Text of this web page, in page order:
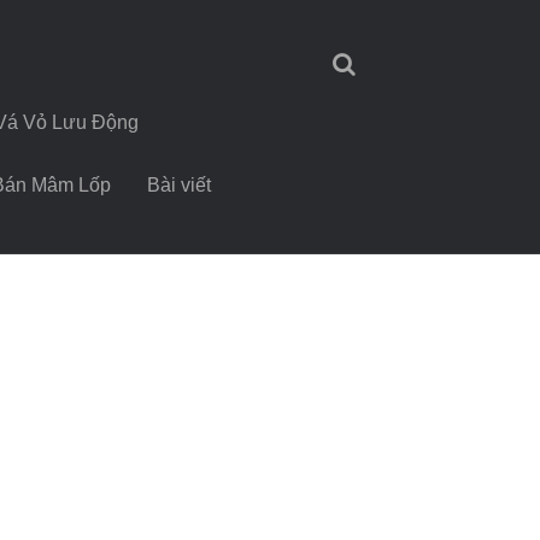
Vỏ Lưu Động
Mâm Lốp Bài viết